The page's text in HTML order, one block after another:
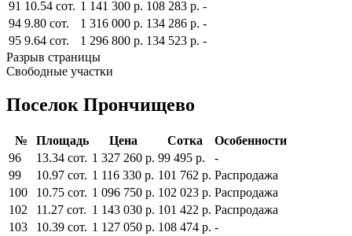
91 10.54 сот. 1 141 300 р. 108 283 р. -
94 9.80 сот. 1 316 000 р. 134 286 р. -
95 9.64 сот. 1 296 800 р. 134 523 р. -
Разрыв страницы
Свободные участки
Поселок Прончищево
№ Площадь Цена Сотка
Особенности
96
13.34 сот. 1 327 260 р. 99 495 р.
-
99
10.97 сот. 1 116 330 р. 101 762 р. Распродажа
100
10.75 сот. 1 096 750 р. 102 023 р. Распродажа
102
11.27 сот. 1 143 030 р. 101 422 р. Распродажа
103
10.39 сот. 1 127 050 р. 108 474 р. -